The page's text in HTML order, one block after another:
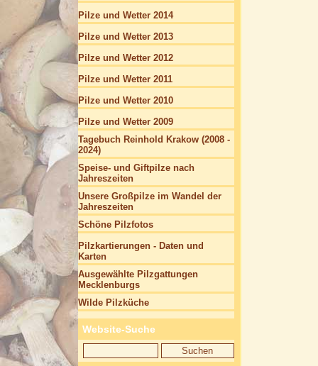
Pilze und Wetter 2014
Pilze und Wetter 2013
Pilze und Wetter 2012
Pilze und Wetter 2011
Pilze und Wetter 2010
Pilze und Wetter 2009
Tagebuch Reinhold Krakow (2008 -
2024)
Speise- und Giftpilze nach
Jahreszeiten
Unsere Großpilze im Wandel der
Jahreszeiten
Schöne Pilzfotos
Pilzkartierungen - Daten und
Karten
Ausgewählte Pilzgattungen
Mecklenburgs
Wilde Pilzküche
Website-Suche